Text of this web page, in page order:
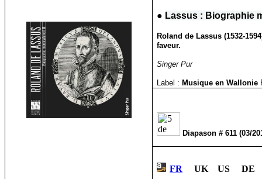
● Lassus : Biographie
Roland de Lassus (1532-
faveur.
Singer Pur
Label : Musique en Wallonie
Diapason # 611 (03/
FR UK US